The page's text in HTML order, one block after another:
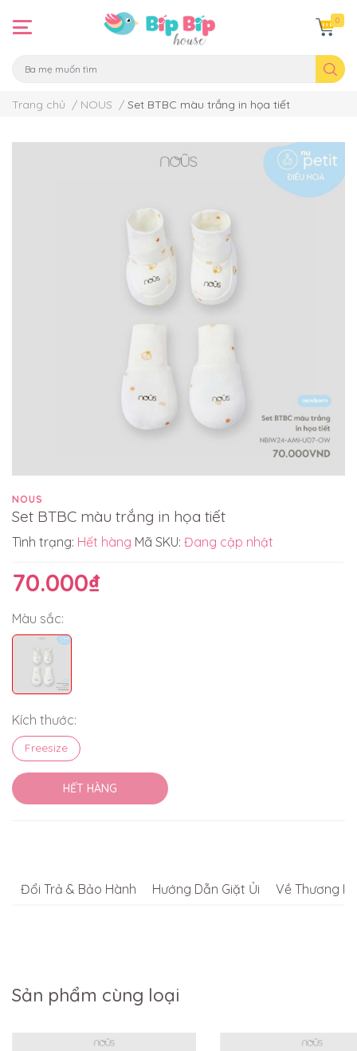
0
Trang chủ / NOUS / Set BTBC màu trắng in họa tiết
NOUS
Set BTBC màu trắng in họa tiết
Tình trạng: Hết hàng Mã SKU: Đang cập nhật
70.000₫
Màu sắc:
Kích thước:
Freesize
HẾT HÀNG
Đổi Trả & Bảo Hành Hướng Dẫn Giặt Ủi Về Thương
Sản phẩm cùng loại